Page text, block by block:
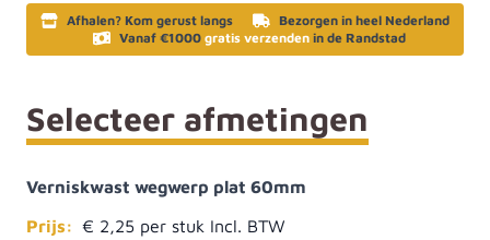
Afhalen? Kom gerust langs
Bezorgen in heel Nederland
Vanaf €1000 gratis verzenden in de Randstad
Selecteer afmetingen
Verniskwast wegwerp plat 60mm
Prijs: € 2,25